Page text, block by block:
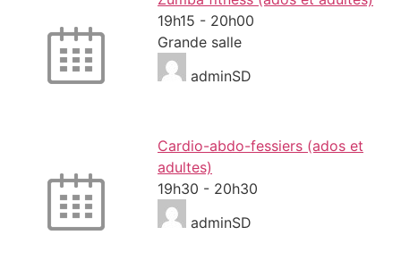
19h15 - 20h00
Grande salle
adminSD
Cardio-abdo-fessiers (ados et
adultes)
19h30 - 20h30
adminSD